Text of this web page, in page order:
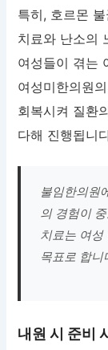
특히, 호르몬
치료와 난소의
여성들이 겪는
여성미한의원
회복시켜 질환
다해 진행됩니
불임한의원
의 경험이
치료는 여성
목표로 합니
내원 시 준비